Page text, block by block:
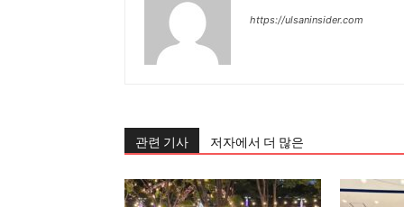
https://ulsaninsider.com
관련 기사 저자에서 더 많은